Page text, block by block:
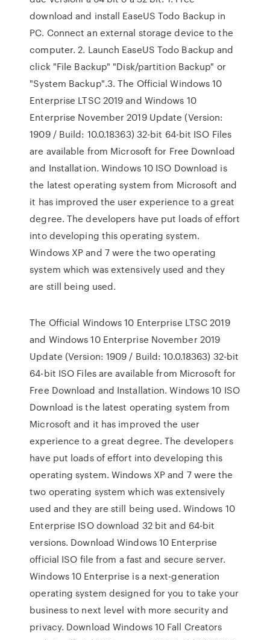
download and install EaseUS Todo Backup in
PC. Connect an external storage device to the
computer. 2. Launch EaseUS Todo Backup and
click "File Backup" "Disk/partition Backup" or
"System Backup".3. The Official Windows 10
Enterprise LTSC 2019 and Windows 10
Enterprise November 2019 Update (Version:
1909 / Build: 10.0.18363) 32-bit 64-bit ISO Files
are available from Microsoft for Free Download
and Installation. Windows 10 ISO Download is
the latest operating system from Microsoft and
it has improved the user experience to a great
degree. The developers have put loads of effort
into developing this operating system.
Windows XP and 7 were the two operating
system which was extensively used and they
are still being used.
The Official Windows 10 Enterprise LTSC 2019
and Windows 10 Enterprise November 2019
Update (Version: 1909 / Build: 10.0.18363) 32-bit
64-bit ISO Files are available from Microsoft for
Free Download and Installation. Windows 10 ISO
Download is the latest operating system from
Microsoft and it has improved the user
experience to a great degree. The developers
have put loads of effort into developing this
operating system. Windows XP and 7 were the
two operating system which was extensively
used and they are still being used. Windows 10
Enterprise ISO download 32 bit and 64-bit
versions. Download Windows 10 Enterprise
official ISO file from a fast and secure server.
Windows 10 Enterprise is a next-generation
operating system designed for you to take your
business to next level with more security and
privacy. Download Windows 10 Fall Creators